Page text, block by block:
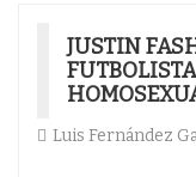
JUSTIN
Luis Fernández